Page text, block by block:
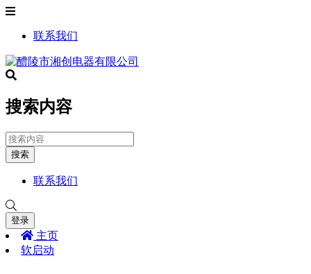
联系我们
搜索内容
搜索
联系我们
登录
主页
软启动